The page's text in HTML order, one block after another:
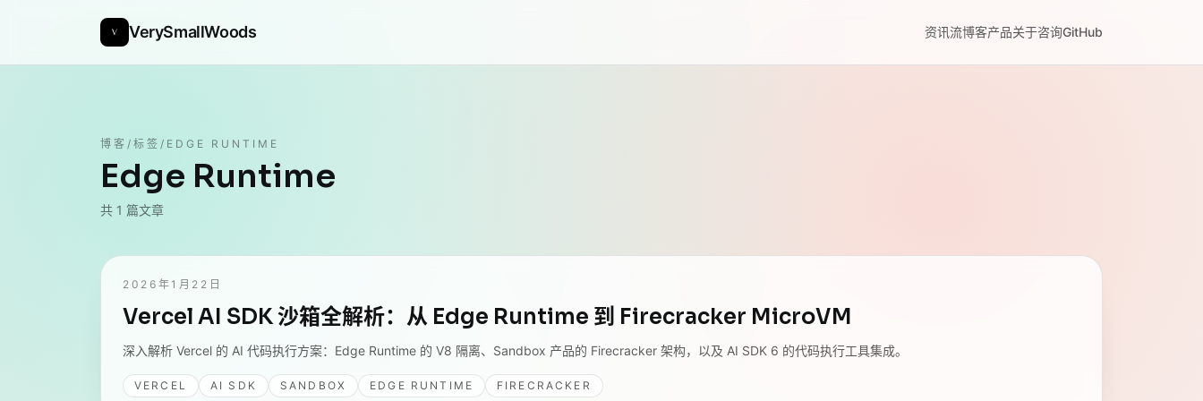
VerySmallWoods 资讯流博客产品关于咨询GitHub
博客 / 标签 / EDGE RUNTIME
Edge Runtime
共 1 篇文章
2026年1月22日
Vercel AI SDK 沙箱全解析：从 Edge Runtime 到 Firecracker MicroVM
深入解析 Vercel 的 AI 代码执行方案：Edge Runtime 的 V8 隔离、Sandbox 产品的 Firecracker 架构，以及 AI SDK 6 的代码执行工具集成。
VERCEL AI SDK SANDBOX EDGE RUNTIME FIRECRACKER